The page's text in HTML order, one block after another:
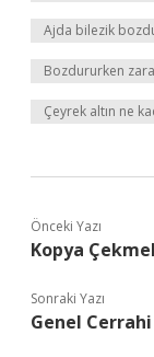
Ajda bilezik
Bozdururken
Çeyrek altın ne
Önceki Yazı
Kopya
Sonraki Yazı
Genel